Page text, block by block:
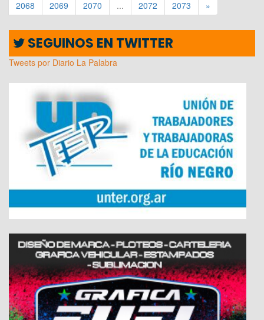
2068
2069 2070 ... 2072 2073 »
SEGUINOS EN TWITTER
Tweets por Diario La Palabra